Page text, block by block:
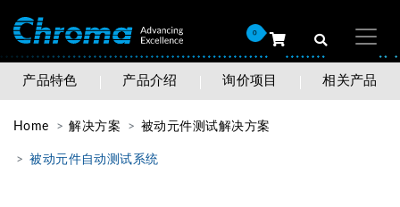
0
产品特色 产品介绍 询价项目 相关产品
Home 解决方案 被动元件测试解决方案
被动元件自动测试系统